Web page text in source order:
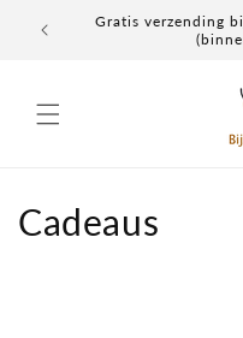
naar deGratis verzending
C
Cadeaus